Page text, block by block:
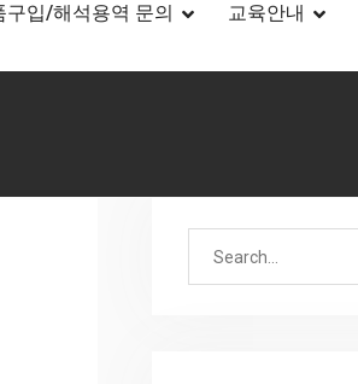
구입/해석용역 문의 교육안내